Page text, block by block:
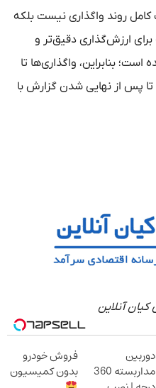
روند واگذاری نیست بلکه
ارزش‌گذاری دقیق‌تر و
بنابراین، واگذاری‌ها تا
تا پس از نهایی شدن گزارش با
کیان آنلاین
دوربین
مداربسته 360
فروش خودرو
بدون کمیسیون